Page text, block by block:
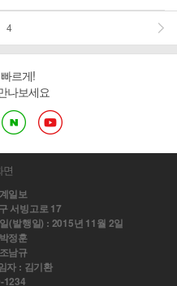
4
르게!
나보세요
면
일보
서빙고로 17
(발행일) : 2015년 11월 2일
정훈
남규
자 : 김기환
1234